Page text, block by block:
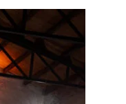
konumunu
sunabilen güvenilir